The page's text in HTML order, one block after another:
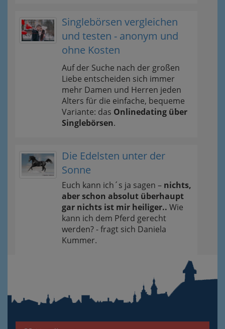
Singlebörsen vergleichen
und testen - anonym und
ohne Kosten
Auf der Suche nach der großen
Liebe entscheiden sich immer
mehr Damen und Herren jeden
Alters für die einfache, bequeme
Variante: das Onlinedating über
Singlebörsen.
Die Edelsten unter der
Sonne
Euch kann ich´s ja sagen – nichts,
aber schon absolut überhaupt
gar nichts ist mir heiliger.. Wie
kann ich dem Pferd gerecht
werden? - fragt sich Daniela
Kummer.